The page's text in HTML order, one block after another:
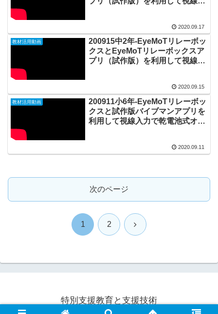
2020.09.17
教材活用動画
200915中2年-EyeMoTリレーボッ
クスとEyeMoTリレーボックスア
プリ（試作版）を利用して視線入
2020.09.15
教材活用動画
200911小6年-EyeMoTリレーボッ
クスと試作版バイブマンアプリを
利用して視線入力で乾電池式オモ
2020.09.11
次のページ
1 2 次
特別支援教育と支援技術